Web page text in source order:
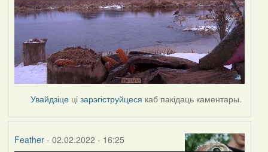
Увайдзіце цізарэгіструйцеся каб пакідаць каментары.
Feather- 02.02.2022 - 16:25